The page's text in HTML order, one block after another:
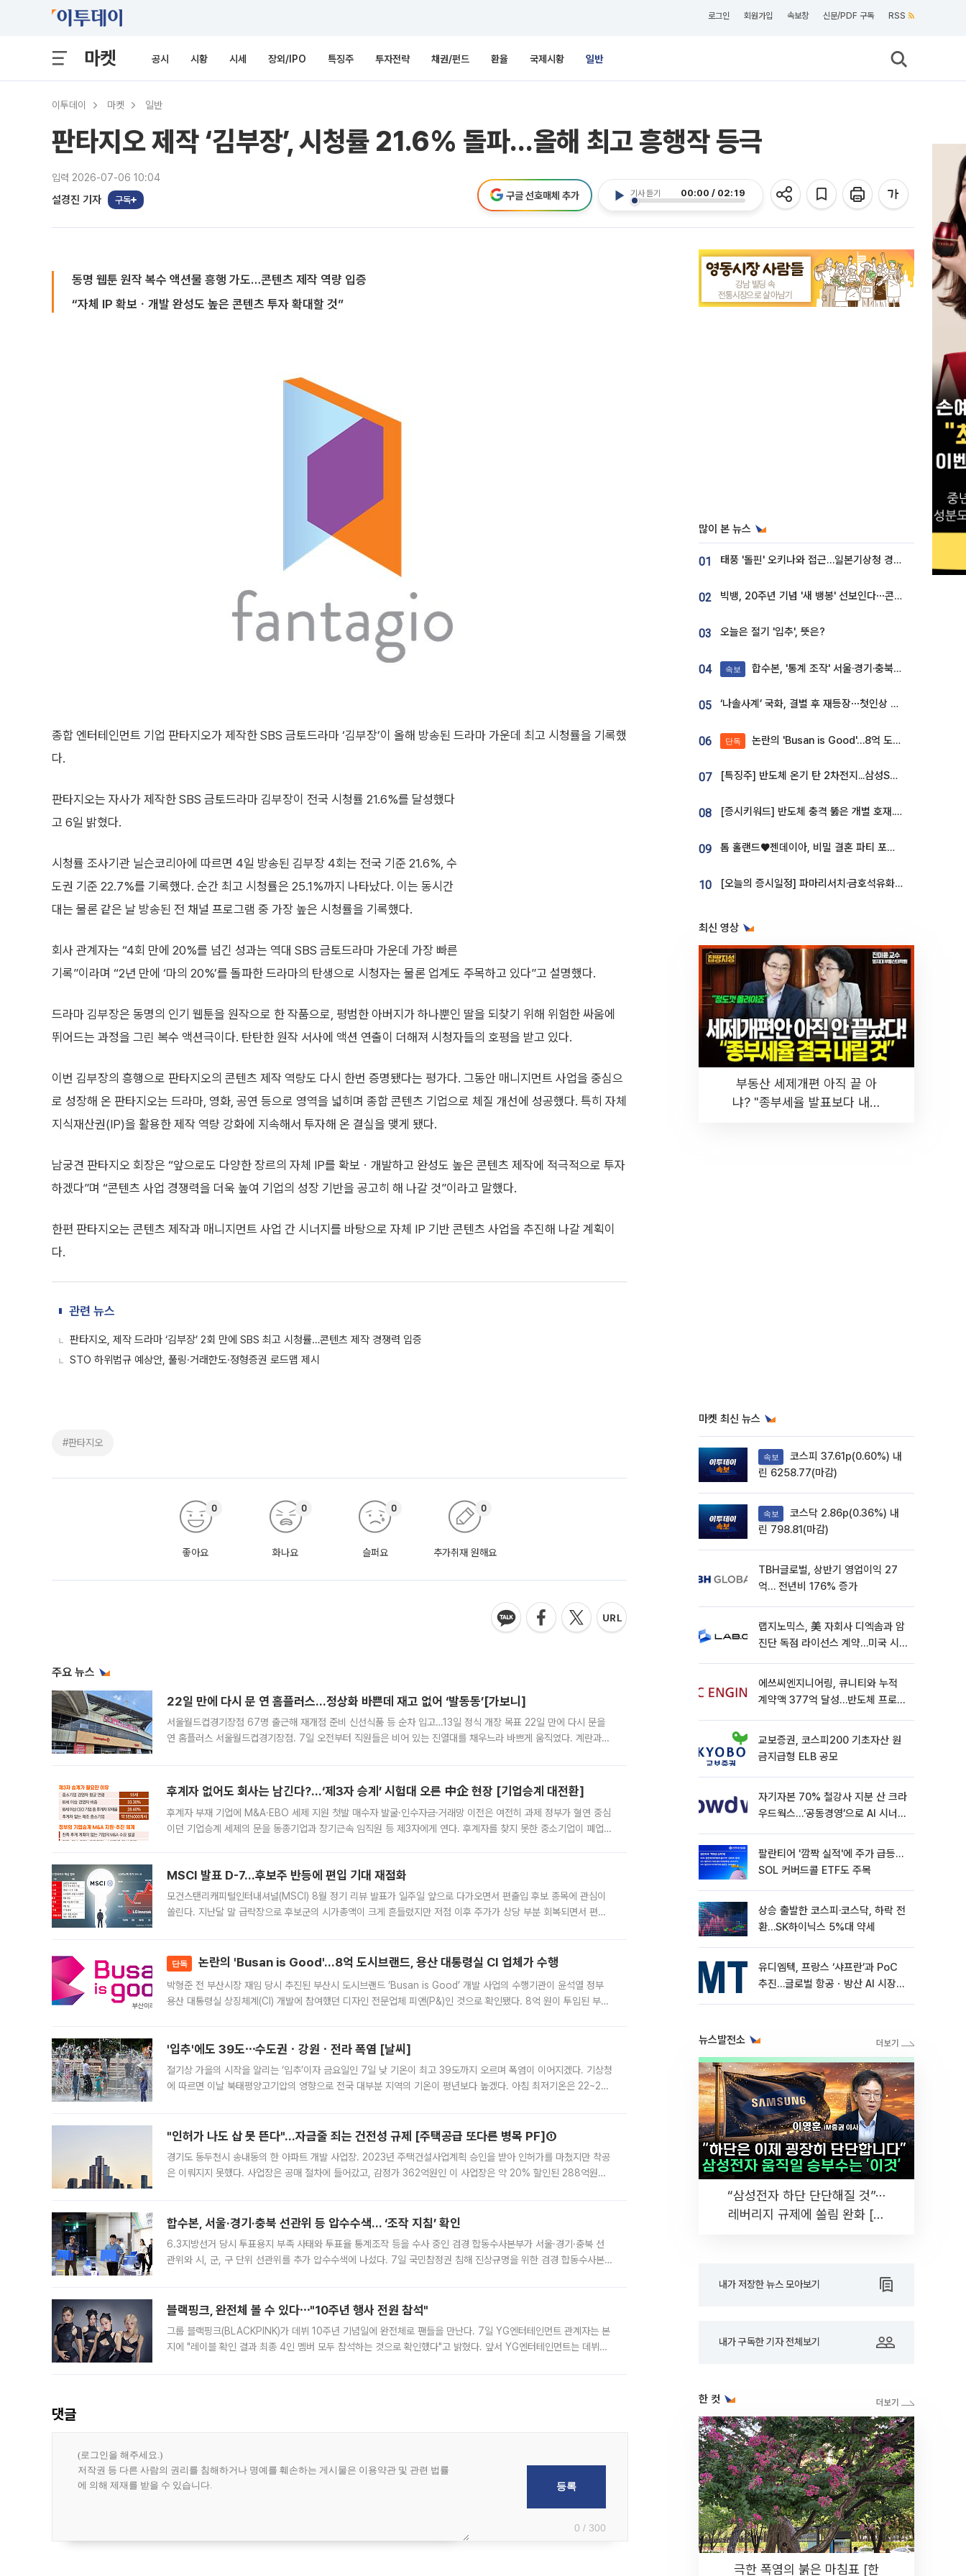
로그인 회원가입 속보창 신문/PDF 구독 RSS
마켓 공시 시황 시세 장외/IPO 특징주 투자전략 채권/펀드 환율 국제시황 일반
이투데이 마켓 일반
판타지오 제작 ‘김부장’, 시청률 21.6% 돌파…올해 최고 흥행작 등극
입력 2026-07-06 10:04
설경진 기자 구독
기사 듣기 00:00 / 02:19
구글 선호매체 추가
동명 웹툰 원작 복수 액션물 흥행 가도…콘텐츠 제작 역량 입증
“자체 IP 확보ㆍ개발 완성도 높은 콘텐츠 투자 확대할 것”
종합 엔터테인먼트 기업 판타지오가 제작한 SBS 금토드라마 ‘김부장’이 올해 방송된 드라마 가운데 최고 시청률을 기록했
다.
판타지오는 자사가 제작한 SBS 금토드라마 김부장이 전국 시청률 21.6%를 달성했다
고 6일 밝혔다.
시청률 조사기관 닐슨코리아에 따르면 4일 방송된 김부장 4회는 전국 기준 21.6%, 수
도권 기준 22.7%를 기록했다. 순간 최고 시청률은 25.1%까지 나타났다. 이는 동시간
대는 물론 같은 날 방송된 전 채널 프로그램 중 가장 높은 시청률을 기록했다.
회사 관계자는 “4회 만에 20%를 넘긴 성과는 역대 SBS 금토드라마 가운데 가장 빠른
기록”이라며 “2년 만에 ‘마의 20%’를 돌파한 드라마의 탄생으로 시청자는 물론 업계도 주목하고 있다”고 설명했다.
드라마 김부장은 동명의 인기 웹툰을 원작으로 한 작품으로, 평범한 아버지가 하나뿐인 딸을 되찾기 위해 위험한 싸움에
뛰어드는 과정을 그린 복수 액션극이다. 탄탄한 원작 서사에 액션 연출이 더해져 시청자들의 호평을 받고 있다.
이번 김부장의 흥행으로 판타지오의 콘텐츠 제작 역량도 다시 한번 증명됐다는 평가다. 그동안 매니지먼트 사업을 중심으
로 성장해 온 판타지오는 드라마, 영화, 공연 등으로 영역을 넓히며 종합 콘텐츠 기업으로 체질 개선에 성공했다. 특히 자체
지식재산권(IP)을 활용한 제작 역량 강화에 지속해서 투자해 온 결실을 맺게 됐다.
남궁견 판타지오 회장은 “앞으로도 다양한 장르의 자체 IP를 확보ㆍ개발하고 완성도 높은 콘텐츠 제작에 적극적으로 투자
하겠다”며 “콘텐츠 사업 경쟁력을 더욱 높여 기업의 성장 기반을 공고히 해 나갈 것”이라고 말했다.
한편 판타지오는 콘텐츠 제작과 매니지먼트 사업 간 시너지를 바탕으로 자체 IP 기반 콘텐츠 사업을 추진해 나갈 계획이
다.
관련 뉴스
판타지오, 제작 드라마 ‘김부장’ 2회 만에 SBS 최고 시청률…콘텐츠 제작 경쟁력 입증
STO 하위법규 예상안, 풀링·거래한도·정형증권 로드맵 제시
#판타지오
좋아요
0
화나요
0
슬퍼요
0
추가취재 원해요
0
주요 뉴스
22일 만에 다시 문 연 홈플러스…정상화 바쁜데 재고 없어 ‘발동동’[가보니]
서울월드컵경기장점 67명 출근해 재개점 준비 신선식품 등 순차 입고…13일 정식 개장 목표 22일 만에 다시 문을
연 홈플러스 서울월드컵경기장점. 7일 오전부터 직원들은 비어 있는 진열대를 채우느라 바쁘게 움직였다. 계란과
후계자 없어도 회사는 남긴다?…‘제3자 승계’ 시험대 오른 中企 현장 [기업승계 대전환]
후계자 부재 기업에 M&A·EBO 세제 지원 첫발 매수자 발굴·인수자금·거래망 이전은 여전히 과제 정부가 혈연 중심
이던 기업승계 세제의 문을 동종기업과 장기근속 임직원 등 제3자에게 연다. 후계자를 찾지 못한 중소기업이 폐업
MSCI 발표 D-7…후보주 반등에 편입 기대 재점화
모건스탠리캐피털인터내셔널(MSCI) 8월 정기 리뷰 발표가 일주일 앞으로 다가오면서 편출입 후보 종목에 관심이
쏠린다. 지난달 말 급락장으로 후보군의 시가총액이 크게 흔들렸지만 저점 이후 주가가 상당 부분 회복되면서 편입
단독 논란의 'Busan is Good'…8억 도시브랜드, 용산 대통령실 CI 업체가 수행
박형준 전 부산시장 재임 당시 추진된 부산시 도시브랜드 ‘Busan is Good’ 개발 사업의 수행기관이 윤석열 정부
용산 대통령실 상징체계(CI) 개발에 참여했던 디자인 전문업체 피앤(P&)인 것으로 확인됐다. 8억 원이 투입된 부산
'입추'에도 39도⋯수도권ㆍ강원ㆍ전라 폭염 [날씨]
절기상 가을의 시작을 알리는 ‘입추’이자 금요일인 7일 낮 기온이 최고 39도까지 오르며 폭염이 이어지겠다. 기상청
에 따르면 이날 북태평양고기압의 영향으로 전국 대부분 지역의 기온이 평년보다 높겠다. 아침 최저기온은 22~27
"인허가 나도 삽 못 뜬다"…자금줄 죄는 건전성 규제 [주택공급 또다른 병목 PF]①
경기도 동두천시 송내동의 한 아파트 개발 사업장. 2023년 주택건설사업계획 승인을 받아 인허가를 마쳤지만 착공
은 이뤄지지 못했다. 사업장은 공매 절차에 들어갔고, 감정가 362억원인 이 사업장은 약 20% 할인된 288억원에
합수본, 서울·경기·충북 선관위 등 압수수색… ‘조작 지침’ 확인
6.3지방선거 당시 투표용지 부족 사태와 투표율 통계조작 등을 수사 중인 검경 합동수사본부가 서울·경기·충북 선
관위와 시, 군, 구 단위 선관위를 추가 압수수색에 나섰다. 7일 국민참정권 침해 진상규명을 위한 검경 합동수사본
블랙핑크, 완전체 볼 수 있다⋯"10주년 행사 전원 참석"
그룹 블랙핑크(BLACKPINK)가 데뷔 10주년 기념일에 완전체로 팬들을 만난다. 7일 YG엔터테인먼트 관계자는 본
지에 "레이블 확인 결과 최종 4인 멤버 모두 참석하는 것으로 확인했다"고 밝혔다. 앞서 YG엔터테인먼트는 데뷔
댓글
0 / 300
많이 본 뉴스
01 태풍 '돌핀' 오키나와 접근…일본기상청 경로 업데이트
02 빅뱅, 20주년 기념 '새 뱅봉' 선보인다⋯콘서트 앞두고 팝업 개최
03 오늘은 절기 '입추', 뜻은?
04 속보 합수본, '통계 조작' 서울·경기·충북 선관위 등 추가 압수수색
05 ‘나솔사계’ 국화, 결별 후 재등장⋯첫인상 투표 휩쓸고 ‘인기녀’ 등극
06 단독 논란의 'Busan is Good'…8억 도시브랜드, 용산 대통령실 CI 업체가 수행
07 [특징주] 반도체 온기 탄 2차전지...삼성SDI, 장 초반 7% 넘게 껑충
08 [증시키워드] 반도체 충격 뚫은 개별 호재...포스코퓨처엠·에코프로·한화솔루션 '눈길'
09 톰 홀랜드♥젠데이아, 비밀 결혼 파티 포착⋯호텔 대관비만 9억
10 [오늘의 증시일정] 파마리서치·금호석유화학·코오롱인더·상상인증권 등
최신 영상
부동산 세제개편 아직 끝 아
냐? "종부세율 발표보다 내릴
마켓 최신 뉴스
속보
린 6258.77(마감)
속보
린 798.81(마감)
TBH글로벌, 상반기 영업이익 27
억… 전년비 176% 증가
랩지노믹스, 美 자회사 디엑솜과 암
진단 독점 라이선스 계약…미국 시
에쓰씨엔지니어링, 큐니티와 누적
계약액 377억 달성…반도체 프로젝
교보증권, 코스피200 기초자산 원
금지급형 ELB 공모
자기자본 70% 철강사 지분 산 크라
우드웍스…‘공동경영’으로 AI 시너지
팔란티어 '깜짝 실적'에 주가 급등…
SOL 커버드콜 ETF도 주목
상승 출발한 코스피·코스닥, 하락 전
환…SK하이닉스 5%대 약세
유디엠텍, 프랑스 ‘샤프란’과 PoC
추진…글로벌 항공ㆍ방산 AI 시장
뉴스발전소
“삼성전자 하단 단단해질 것”⋯
레버리지 규제에 쏠림 완화 [찐
내가 저장한 뉴스 모아보기
내가 구독한 기자 전체보기
한 컷
극한 폭염의 붉은 마침표 [한